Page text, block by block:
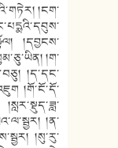
།ངག་
།དབྱངས་
།ག་
།ད་དང་
།གོ་ངོ་དོ་
།ན་
།སུ་རུ་